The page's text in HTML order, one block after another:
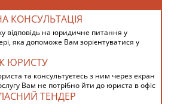
КОНСУЛЬТАЦІЯ
відповідь на юридичне питання у
яка допоможе Вам зорієнтуватися у
ЮРИСТУ
та консультуєтесь з ним через екран
Вам не потрібно йти до юриста в офіс
ТЕНДЕР